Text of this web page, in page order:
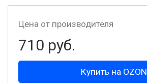
Цена от производителя
710 руб.
Купить на OZON